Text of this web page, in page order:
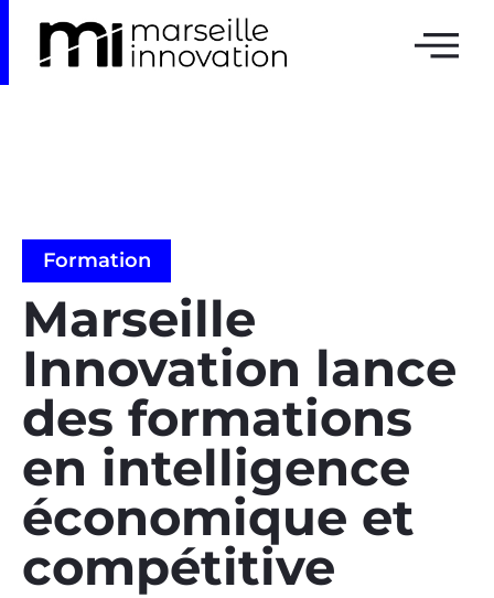
Formation
Marseille
Innovation lance
des formations
en intelligence
économique et
compétitive